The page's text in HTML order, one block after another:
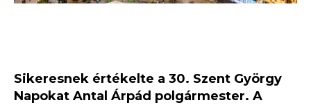
Sikeresnek értékelte a 30. Szent György
Napokat Antal Árpád polgármester. A